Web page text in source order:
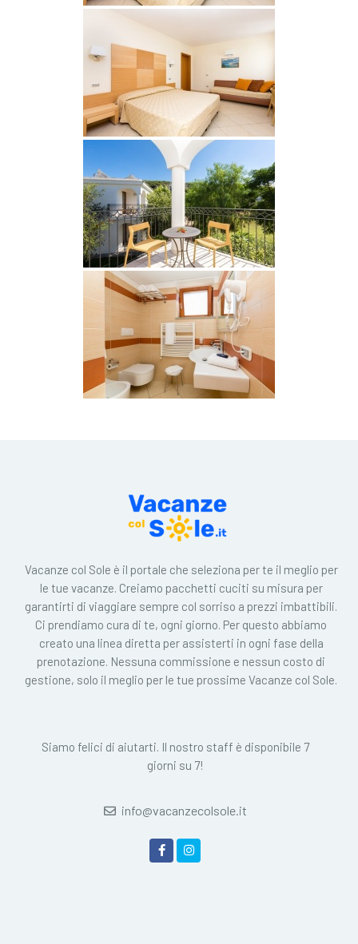
Vacanze col Sole è il portale che seleziona per te il meglio per
le tue vacanze. Creiamo pacchetti cuciti su misura per
garantirti di viaggiare sempre col sorriso a prezzi imbattibili.
Ci prendiamo cura di te, ogni giorno. Per questo abbiamo
creato una linea diretta per assisterti in ogni fase della
prenotazione. Nessuna commissione e nessun costo di
gestione, solo il meglio per le tue prossime Vacanze col Sole.
Siamo felici di aiutarti. Il nostro staff è disponibile 7
giorni su 7!
info@vacanzecolsole.it